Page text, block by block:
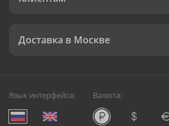
Доставка в Москве
Язык интерфейса: Валюта: